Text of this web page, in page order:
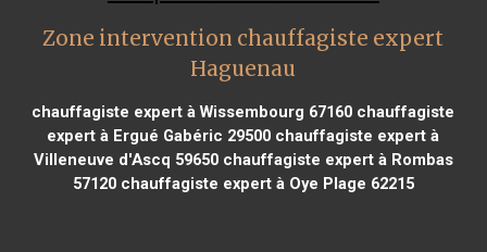
Zone intervention chauffagiste expert
Haguenau
chauffagiste expert à Wissembourg 67160 chauffagiste
expert à Ergué Gabéric 29500 chauffagiste expert à
Villeneuve d'Ascq 59650chauffagiste expert à Rombas
57120chauffagiste expert à Oye Plage 62215